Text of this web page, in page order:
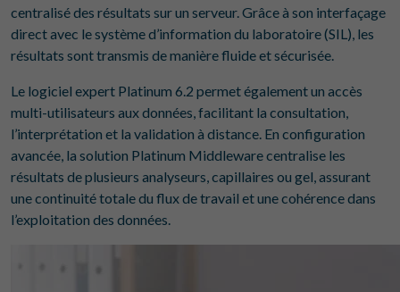
centralisé des résultats sur un serveur. Grâce à son interfaçage
direct avec le système d’information du laboratoire (SIL), les
résultats sont transmis de manière fluide et sécurisée.
Le logiciel expert Platinum 6.2 permet également un accès
multi-utilisateurs aux données, facilitant la consultation,
l’interprétation et la validation à distance. En configuration
avancée, la solution Platinum Middleware centralise les
résultats de plusieurs analyseurs, capillaires ou gel, assurant
une continuité totale du flux de travail et une cohérence dans
l’exploitation des données.